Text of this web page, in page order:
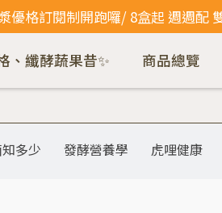
優格訂閱制開跑囉/ 8盒起 週週配
、纖酵蔬果昔✨ 商品總覽
多少 發酵營養學 虎哩健康